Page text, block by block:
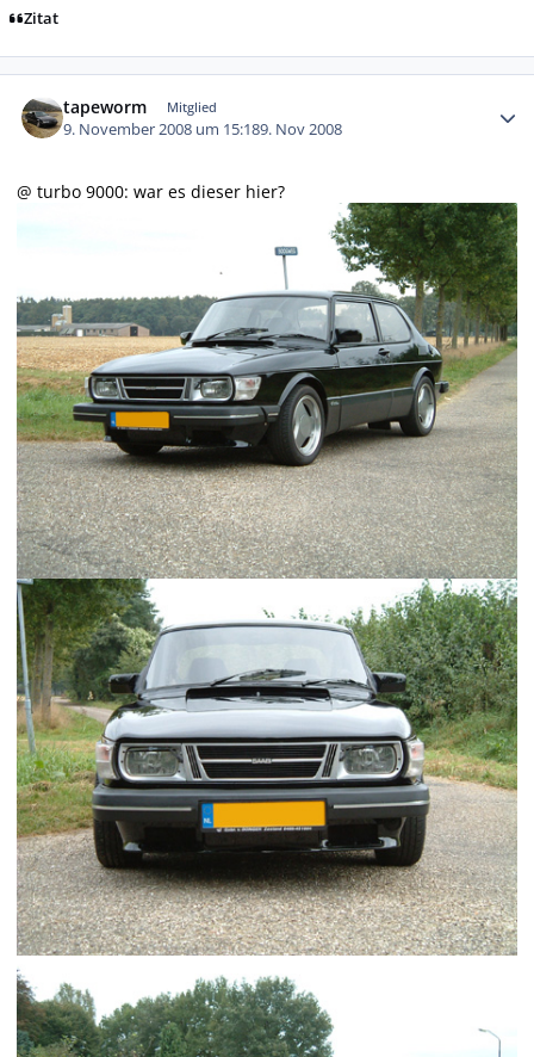
Zitat
tapeworm Mitglied
9. November 2008 um 15:189. Nov 2008
@ turbo 9000: war es dieser hier?